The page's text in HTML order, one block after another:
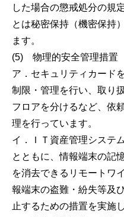
した場合の懲戒処分の規
とは秘密保持（機密保持
ます。
(5) 物理的安全管理措置
ア．セキュリティカード
制限・管理を行い、取り
フロアを分けるなど、依
理を行っています。
イ．ＩＴ資産管理システ
とともに、情報端末の記
を消去できるリモートワ
報端末の盗難・紛失等及
止するための措置を実施